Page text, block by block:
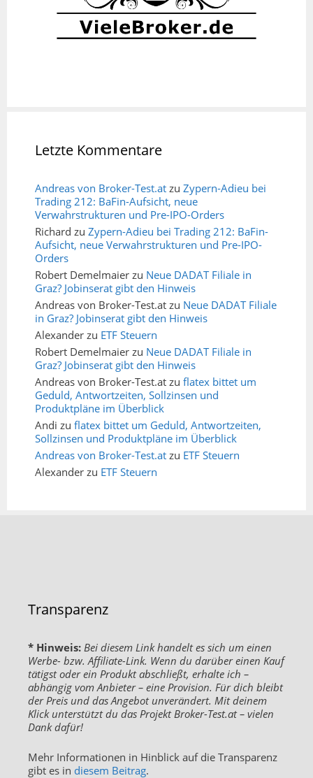
Letzte Kommentare
Andreas von Broker-Test.at zu Zypern-Adieu bei
Trading 212: BaFin-Aufsicht, neue
Verwahrstrukturen und Pre-IPO-Orders
Richard zu Zypern-Adieu bei Trading 212: BaFin-
Aufsicht, neue Verwahrstrukturen und Pre-IPO-
Orders
Robert Demelmaier zu Neue DADAT Filiale in
Graz? Jobinserat gibt den Hinweis
Andreas von Broker-Test.at zu Neue DADAT Filiale
in Graz? Jobinserat gibt den Hinweis
Alexander zu ETF Steuern
Robert Demelmaier zu Neue DADAT Filiale in
Graz? Jobinserat gibt den Hinweis
Andreas von Broker-Test.at zu flatex bittet um
Geduld, Antwortzeiten, Sollzinsen und
Produktpläne im Überblick
Andi zu flatex bittet um Geduld, Antwortzeiten,
Sollzinsen und Produktpläne im Überblick
Andreas von Broker-Test.at zu ETF Steuern
Alexander zu ETF Steuern
Transparenz
* Hinweis: Bei diesem Link handelt es sich um einen
Werbe- bzw. Affiliate-Link. Wenn du darüber einen Kauf
tätigst oder ein Produkt abschließt, erhalte ich –
abhängig vom Anbieter – eine Provision. Für dich bleibt
der Preis und das Angebot unverändert. Mit deinem
Klick unterstützt du das Projekt Broker-Test.at – vielen
Dank dafür!
Mehr Informationen in Hinblick auf die Transparenz
gibt es in diesem Beitrag.